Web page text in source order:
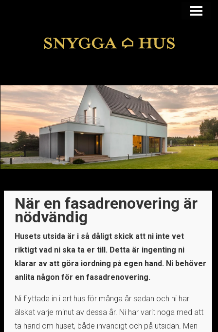
BLOGG
När en fasadrenovering är
nödvändig
Husets utsida är i så dåligt skick att ni inte vet
riktigt vad ni ska ta er till. Detta är ingenting ni
klarar av att göra iordning på egen hand. Ni behöver
anlita någon för en fasadrenovering.
Ni flyttade in i ert hus för många år sedan och ni har
älskat varje minut av dessa år. Ni har varit noga med att
ta hand om huset, både invändigt och på utsidan. Men